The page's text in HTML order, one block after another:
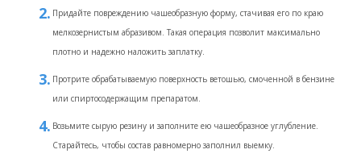
Придайте повреждению чашеобразную форму, стачивая его по краю
мелкозернистым абразивом. Такая операция позволит максимально
плотно и надежно наложить заплатку.
Протрите обрабатываемую поверхность ветошью, смоченной в бензине
или спиртосодержащим препаратом.
Возьмите сырую резину и заполните ею чашеобразное углубление.
Старайтесь, чтобы состав равномерно заполнил выемку.